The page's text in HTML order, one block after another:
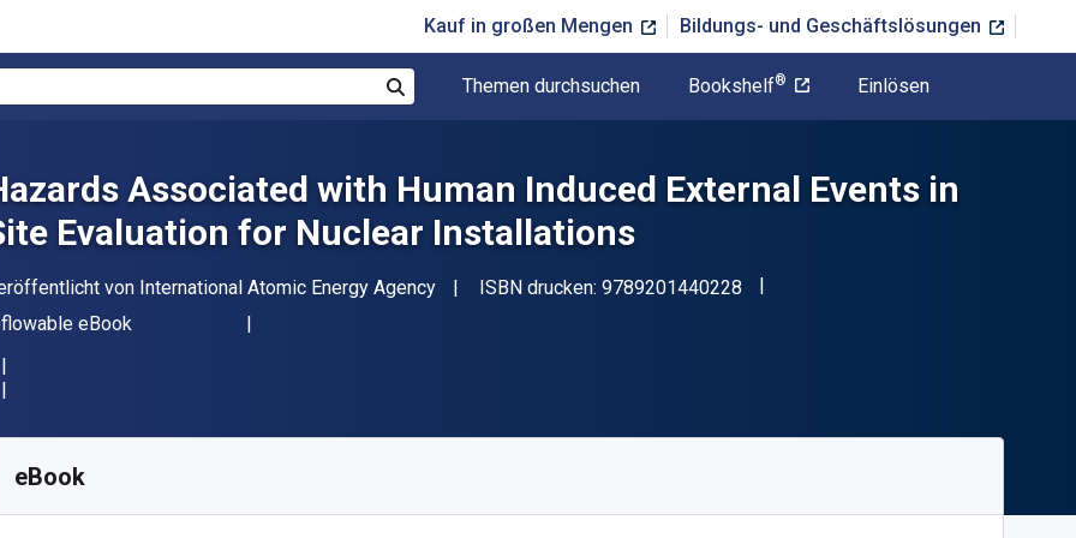
Kauf in großen Mengen Bildungs- und Geschäftslösungen
Themen durchsuchen Bookshelf® Einlösen
Associated with Human Induced External Events in
Evaluation for Nuclear Installations
von International Atomic Energy Agency ISBN drucken: 9789201440228 "ISBN-13 9789201440228"
eBook
eBook